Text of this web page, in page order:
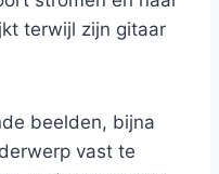
terwijl zijn gitaar
beelden, bijna
vast te